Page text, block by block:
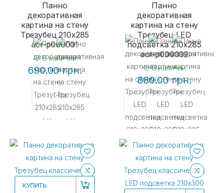
Панно
декоративная
картина на стену
Трезубец 210x285
acr-p000001
В наличии
690.00 грн.
Панно
декоративная
картина на стену
Трезубец LED
подсветка 210x285
acr-p000002
В наличии
880.00 грн.
КУПИТЬ